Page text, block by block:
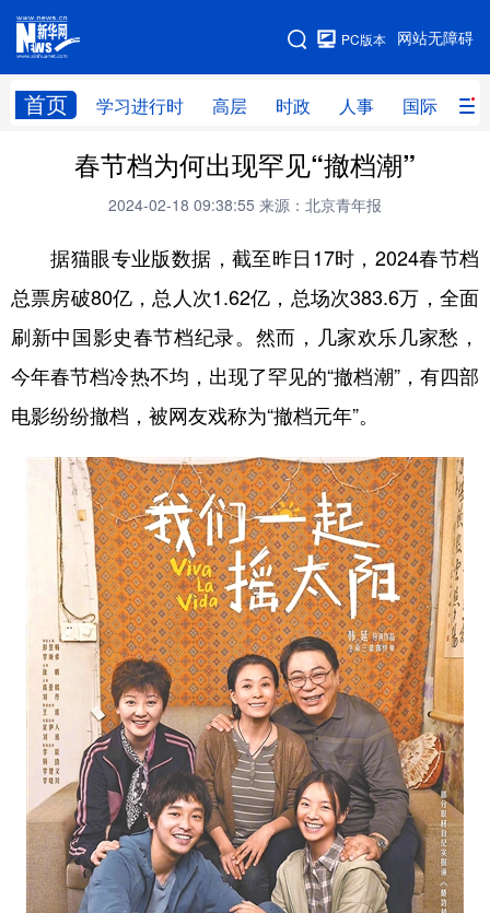
网站无障碍
PC版本
首页 学习进行时 高层 时政 人事 国际 财
网站地图
学习进行时 高层 时政 人事
财经 网评
台湾 思客智库 全球连线 教育
科技 科创 量子 体育
文化 书画 健康 军事
食品 人居 信息化 数字经济
学术中国 乡村振兴 银龄 溯源中国
城市 旅游 能源 会展
彩票 娱乐 时尚 悦读
公益 一带一路 亚太网 上市公司
文化产业
地方频道
北京 天津 河北 山西
辽宁 吉林 上海 江苏
春节档为何出现罕见“撤档潮”
2024-02-18 09:38:55 来源：北京青年报
据猫眼专业版数据，截至昨日17时，2024春节档
总票房破80亿，总人次1.62亿，总场次383.6万，全面
刷新中国影史春节档纪录。然而，几家欢乐几家愁，
今年春节档冷热不均，出现了罕见的“撤档潮”，有四部
电影纷纷撤档，被网友戏称为“撤档元年”。